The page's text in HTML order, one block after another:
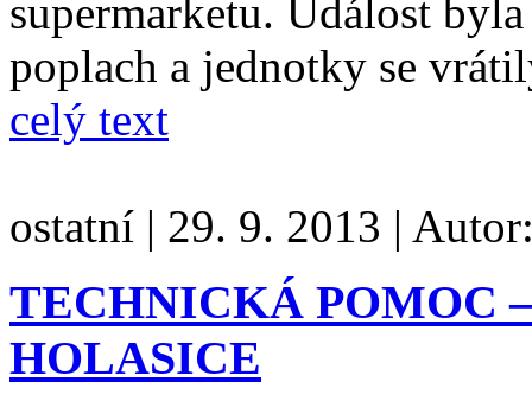
supermarketu. Událost
poplach a jednotky se
celý text
ostatní | 29. 9. 2013 |
TECHNICKÁ POMOC
HOLASICE